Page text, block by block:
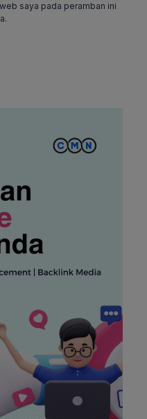
saya pada peramban ini